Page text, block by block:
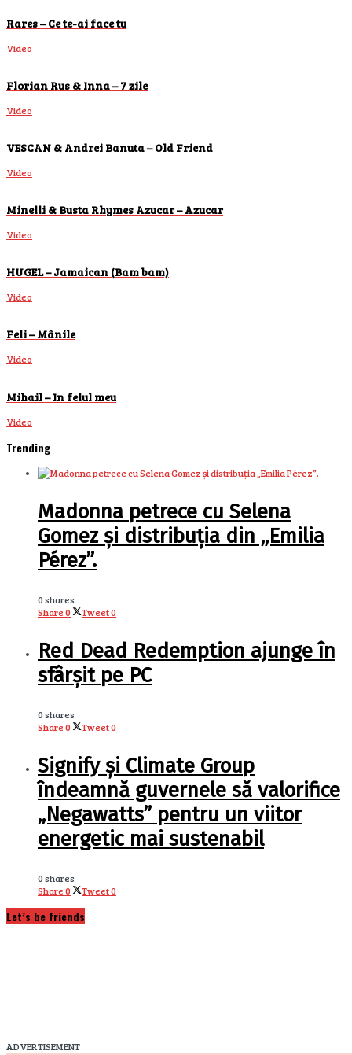
Rares – Ce te-ai face tu
Video
Florian Rus & Inna – 7 zile
Video
VESCAN & Andrei Banuta – Old Friend
Video
Minelli & Busta Rhymes Azucar – Azucar
Video
HUGEL – Jamaican (Bam bam)
Video
Feli – Mânile
Video
Mihail – In felul meu
Video
Trending
Madonna petrece cu Selena
Gomez și distribuția din „Emilia
Pérez”.
0 shares
Share0 Tweet0
Red Dead Redemption ajunge în
sfârșit pe PC
0 shares
Share0 Tweet0
Signify și Climate Group
îndeamnă guvernele să valorifice
„Negawatts” pentru un viitor
energetic mai sustenabil
0 shares
Share0 Tweet0
Let’s be friends
ADVERTISEMENT